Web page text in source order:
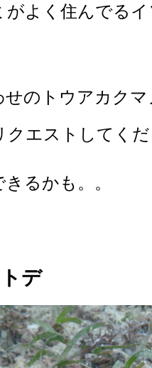
がよく住んでる
せのトウアカク
クエストしてく
るかも。。
デ